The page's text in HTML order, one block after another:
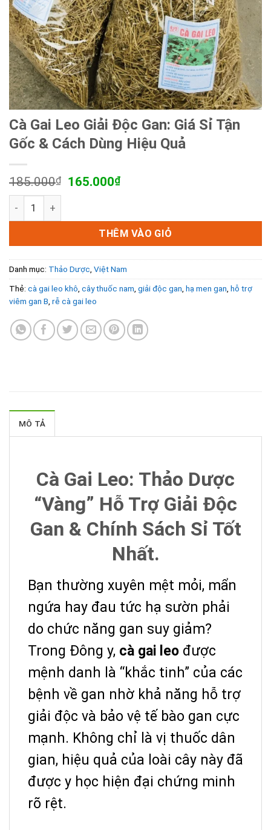
Cà Gai Leo Giải Độc Gan: Giá Sỉ Tận
Gốc & Cách Dùng Hiệu Quả
185.000₫
Giá
185.000₫.
165.000₫Giá
là:
165.000₫.
Cà Gai Leo Giải Độc Gan: Giá Sỉ Tận Gốc & Cách Dùng
THÊM VÀO GIỎ
Danh mục: Thảo Dược, Việt Nam
Thẻ: cà gai leo khô, cây thuốc nam, giải độc gan, hạ men gan, hỗ trợ
viêm gan B, rễ cà gai leo
MÔ TẢ
Cà Gai Leo: Thảo Dược
“Vàng” Hỗ Trợ Giải Độc
Gan & Chính Sách Sỉ Tốt
Nhất.
Bạn thường xuyên mệt mỏi, mẩn
ngứa hay đau tức hạ sườn phải
do chức năng gan suy giảm?
Trong Đông y, cà gai leo được
mệnh danh là “khắc tinh” của các
bệnh về gan nhờ khả năng hỗ trợ
giải độc và bảo vệ tế bào gan cực
mạnh. Không chỉ là vị thuốc dân
gian, hiệu quả của loài cây này đã
được y học hiện đại chứng minh
rõ rệt.